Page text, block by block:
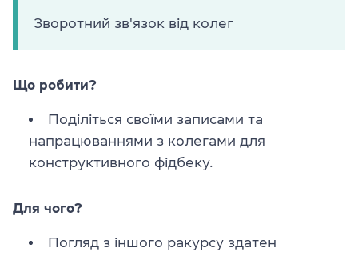
Зворотний зв'язок від колег
Що робити?
Поділіться своїми записами та
напрацюваннями з колегами для
конструктивного фідбеку.
Для чого?
Погляд з іншого ракурсу здатен